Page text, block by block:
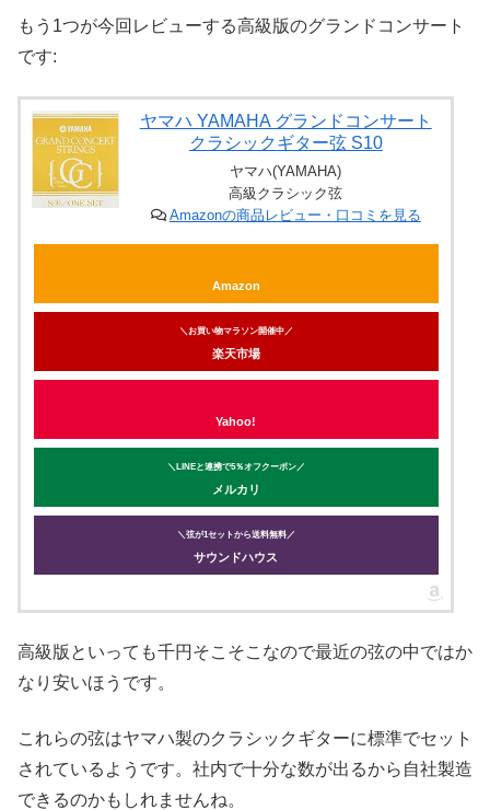
もう1つが今回レビューする高級版のグランドコンサート
です:
ヤマハ YAMAHA グランドコンサート
クラシックギター弦 S10
ヤマハ(YAMAHA)
高級クラシック弦
Amazonの商品レビュー・口コミを見る
Amazon
＼お買い物マラソン開催中／
楽天市場
Yahoo!
＼LINEと連携で5％オフクーポン／
メルカリ
＼弦が1セットから送料無料／
サウンドハウス
高級版といっても千円そこそこなので最近の弦の中ではか
なり安いほうです。
これらの弦はヤマハ製のクラシックギターに標準でセット
されているようです。社内で十分な数が出るから自社製造
できるのかもしれませんね。